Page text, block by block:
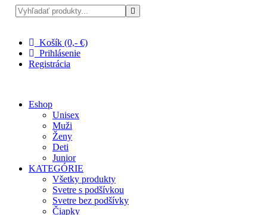
Košík (0,- €)
Prihlásenie
Registrácia
Eshop
Unisex
Muži
Ženy
Deti
Junior
KATEGÓRIE
Všetky produkty
Svetre s podšívkou
Svetre bez podšívky
Čiapky